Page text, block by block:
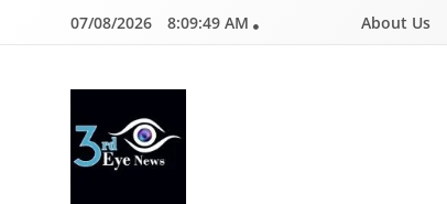
07/08/2026 8:09:49 AM About Us